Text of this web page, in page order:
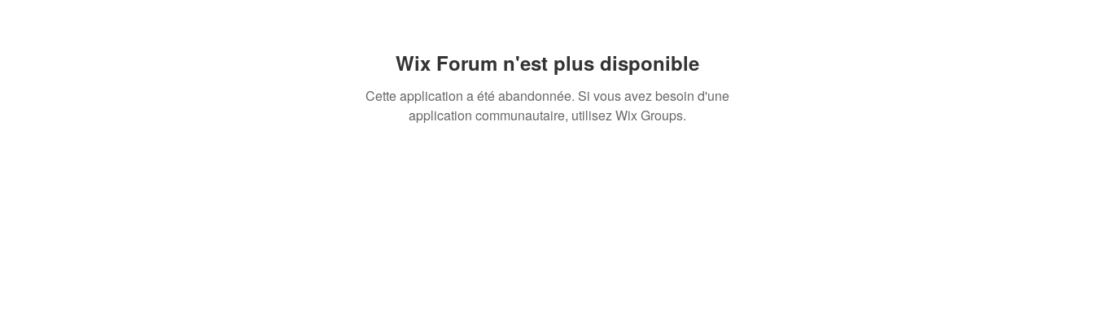
Wix Forum n'est plus disponible
Cette application a été abandonnée. Si vous avez besoin d'une
application communautaire, utilisez Wix Groups.